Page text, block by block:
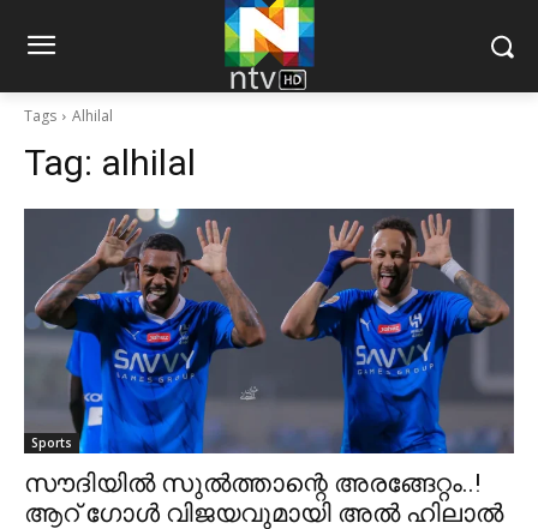
Tags Alhilal
Tag: alhilal
Sports
സൗദിയില്‍ സുല്‍ത്താന്റെ അരങ്ങേറ്റം..!
ആറ് ഗോള്‍ വിജയവുമായി അല്‍ ഹിലാല്‍